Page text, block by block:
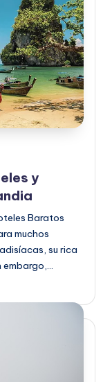
y
Baratos
muchos
su rica
embargo,…